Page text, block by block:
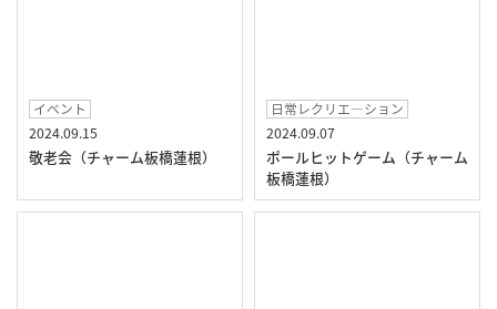
イベント
2024.09.15
敬老会（チャーム板橋蓮根）
日常レクリエ―ション
2024.09.07
ポールヒットゲーム（チャーム
板橋蓮根）